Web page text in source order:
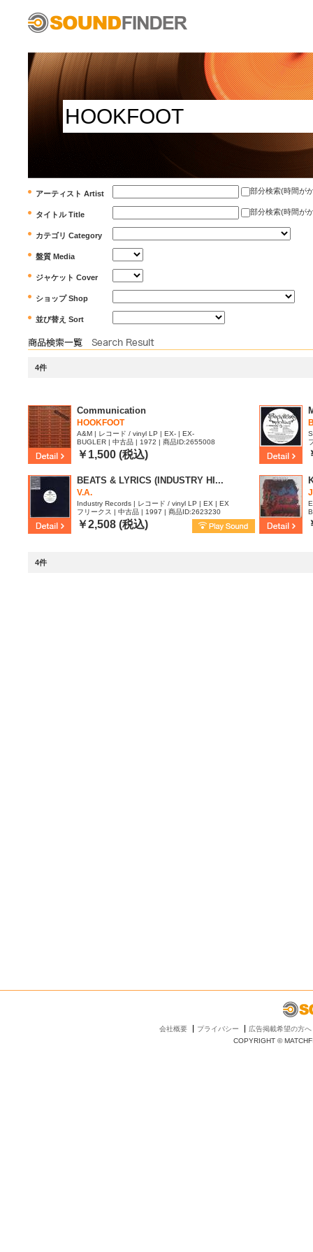
アーティスト Artist 部分検索(時間が
タイトル Title 部分検索(時間が
カテゴリ Category
盤質 Media
ジャケット Cover
ショップ Shop
並び替え Sort
4件
Communication
HOOKFOOT
A&M | レコード / vinyl LP | EX- | EX-
BUGLER | 中古品 | 1972 | 商品ID:2655008
￥1,500 (税込)
BEATS & LYRICS (INDUSTRY HI...
V.A.
Industry Records | レコード / vinyl LP | EX | EX
フリークス | 中古品 | 1997 | 商品ID:2623230
￥2,508 (税込)
4件
会社概要 プライバシー
広告掲載希望の方へ
COPYRIGHT ©